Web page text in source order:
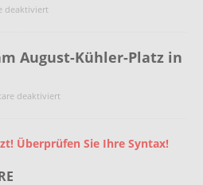
deaktiviert
August-Kühler-Platz in
deaktiviert
Überprüfen Sie Ihre Syntax!